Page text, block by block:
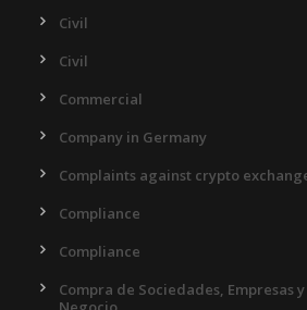
Civil
Civil
Commercial
Company in Germany
Complaints against crypto
Compliance
Compliance
Compra de Sociedades, Empresas